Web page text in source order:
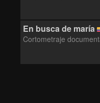
En busca de maría
Cortometraje